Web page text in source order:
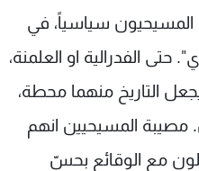
سياسياً، في
الفدرالية او العلمنة،
التاريخ منهما محطة،
مصيبة المسيحيين انهم
مع الوقائع بحسّ